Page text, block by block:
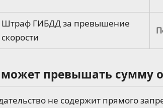
Штраф ГИБДД за превышение
скорости
превышать сумму
не содержит прямого